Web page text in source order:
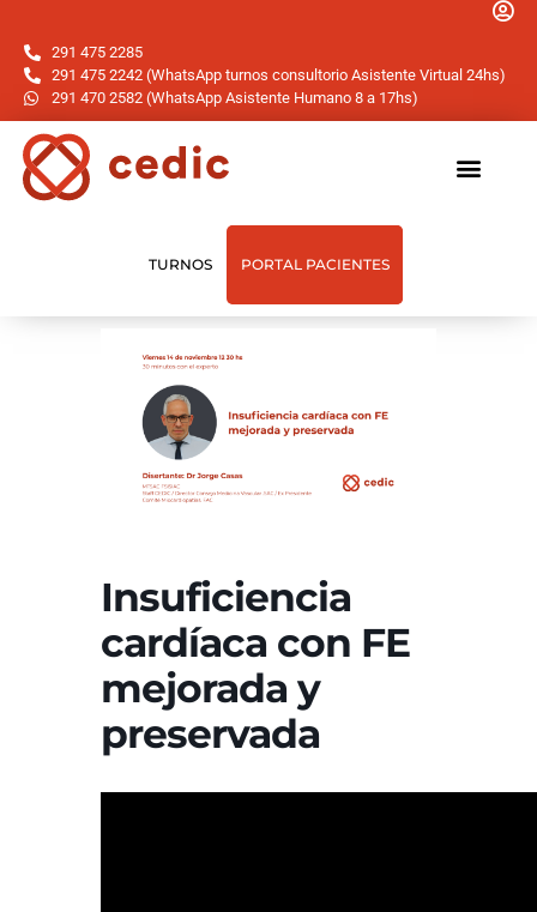
291 475 2285
291 475 2242 (WhatsApp turnos consultorio Asistente Virtual 24hs)
291 470 2582 (WhatsApp Asistente Humano 8 a 17hs)
TURNOS PORTAL PACIENTES
Insuficiencia
cardíaca con FE
mejorada y
preservada